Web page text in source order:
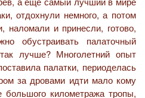
отдохнули немного, а потом
наломали и принесли, готово,
обустраивать палаточный
лучше? Многолетний опыт
палатки, периоделась
за дровами идти мало кому
километража тропы,